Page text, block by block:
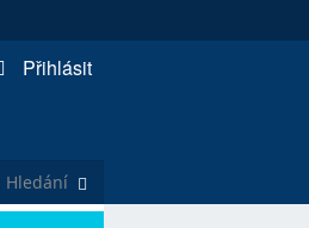
Přihlásit